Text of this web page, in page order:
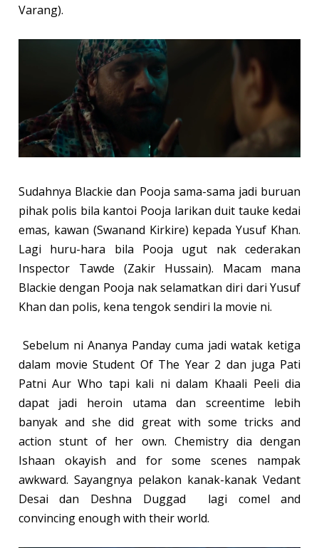
Varang).
Sudahnya Blackie dan Pooja sama-sama jadi buruan
pihak polis bila kantoi Pooja larikan duit tauke kedai
emas, kawan (Swanand Kirkire) kepada Yusuf Khan.
Lagi huru-hara bila Pooja ugut nak cederakan
Inspector Tawde (Zakir Hussain). Macam mana
Blackie dengan Pooja nak selamatkan diri dari Yusuf
Khan dan polis, kena tengok sendiri la movie ni.
Sebelum ni Ananya Panday cuma jadi watak ketiga
dalam movie Student Of The Year 2 dan juga Pati
Patni Aur Who tapi kali ni dalam Khaali Peeli dia
dapat jadi heroin utama dan screentime lebih
banyak and she did great with some tricks and
action stunt of her own. Chemistry dia dengan
Ishaan okayish and for some scenes nampak
awkward. Sayangnya pelakon kanak-kanak Vedant
Desai dan Deshna Duggad lagi comel and
convincing enough with their world.